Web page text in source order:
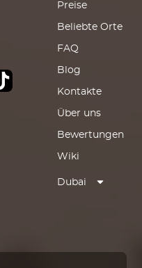
Preise
Beliebte Orte
FAQ
Blog
Kontakte
Über uns
Bewertungen
Wiki
Dubai